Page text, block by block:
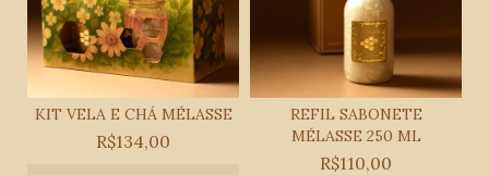
KIT VELA E CHÁ MÉLASSE
R$134,00
REFIL SABONETE
MÉLASSE 250 ML
R$110,00